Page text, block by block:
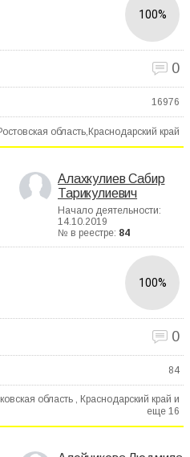
100%
0
16976
область,Краснодарский край
Алахкулиев Сабир
Тарикулиевич
Начало деятельности:
14.10.2019
№ в реестре: 84
100%
0
84
область , Краснодарский край и
еще 16